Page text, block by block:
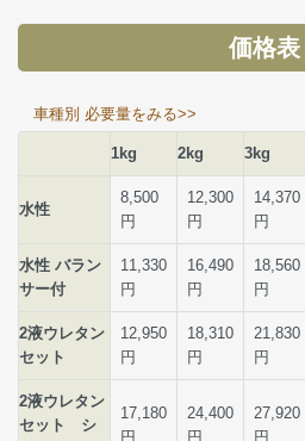
価格表
車種別 必要量をみる>>